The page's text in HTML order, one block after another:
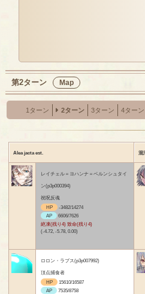
第2ターン Map
1ターン 2ターン 3ターン 4ターン
Alea jacta est. 混
レイチェル＝ヨハンナ＝ベルンシュタイ
ン(p3p000394)
祝呪反魂
HP
-3482/14274
AP
6606/7626
絶凍(残り4) 致命(残り4)
(-4.72, -5.78, 0.00)
ロロン・ラプス(p3p007992)
頂点捕食者
HP
15610/16587
AP
7535/8758